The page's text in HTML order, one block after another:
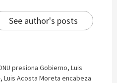
See author's posts
presiona Gobierno, Luis
, Luis Acosta Moreta encabeza